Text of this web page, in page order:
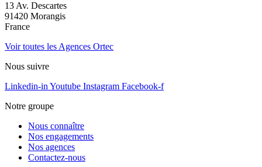
13 Av. Descartes
91420 Morangis
France
Voir toutes les Agences Ortec
Nous suivre
Linkedin-in Youtube Instagram Facebook-f
Notre groupe
Nous connaître
Nos engagements
Nos agences
Contactez-nous